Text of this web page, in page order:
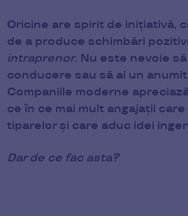
Oricine are spirit de inițiativă,
de a produce schimbări
intraprenor. Nu este nevoie
conducere sau să ai un
Companiile moderne
ce în ce mai mult angajații
tiparelor și care aduc idei
Dar de ce fac asta?